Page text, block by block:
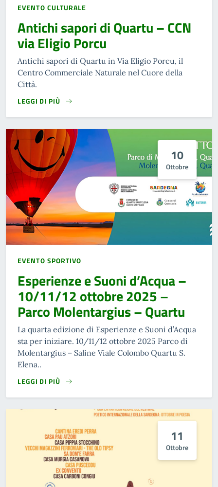
EVENTO CULTURALE
Antichi sapori di Quartu – CCN
via Eligio Porcu
Antichi sapori di Quartu in Via Eligio Porcu, il
Centro Commerciale Naturale nel Cuore della
Città.
LEGGI DI PIÙ
10
Ottobre
EVENTO SPORTIVO
Esperienze e Suoni d’Acqua –
10/11/12 ottobre 2025 –
Parco Molentargius – Quartu
La quarta edizione di Esperienze e Suoni d’Acqua
sta per iniziare. 10/11/12 ottobre 2025 Parco di
Molentargius – Saline Viale Colombo Quartu S.
Elena..
LEGGI DI PIÙ
11
Ottobre